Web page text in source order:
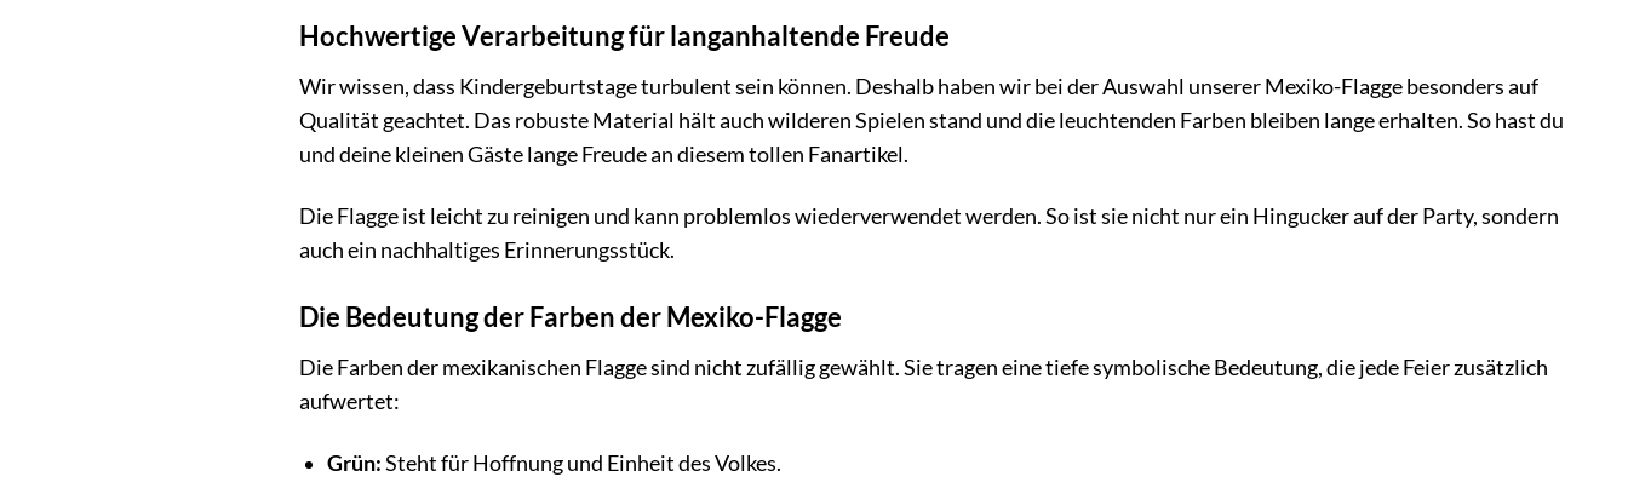
Hochwertige Verarbeitung für langanhaltende Freude
Wir wissen, dass Kindergeburtstage turbulent sein können. Deshalb haben wir bei der Auswahl unserer Mexiko-Flagge besonders auf
Qualität geachtet. Das robuste Material hält auch wilderen Spielen stand und die leuchtenden Farben bleiben lange erhalten. So hast du
und deine kleinen Gäste lange Freude an diesem tollen Fanartikel.
Die Flagge ist leicht zu reinigen und kann problemlos wiederverwendet werden. So ist sie nicht nur ein Hingucker auf der Party, sondern
auch ein nachhaltiges Erinnerungsstück.
Die Bedeutung der Farben der Mexiko-Flagge
Die Farben der mexikanischen Flagge sind nicht zufällig gewählt. Sie tragen eine tiefe symbolische Bedeutung, die jede Feier zusätzlich
aufwertet:
Grün:Steht für Hoffnung und Einheit des Volkes.